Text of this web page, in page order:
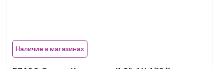
Наличие в магазинах